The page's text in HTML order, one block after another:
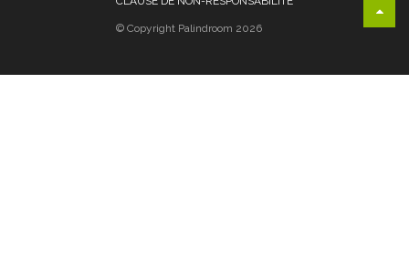
© Copyright Palindroom 2026